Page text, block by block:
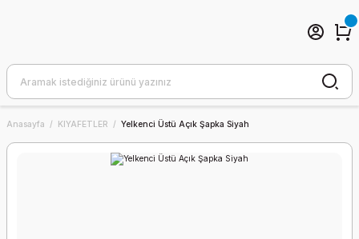
Anasayfa KIYAFETLER Yelkenci Üstü Açık Şapka Siyah